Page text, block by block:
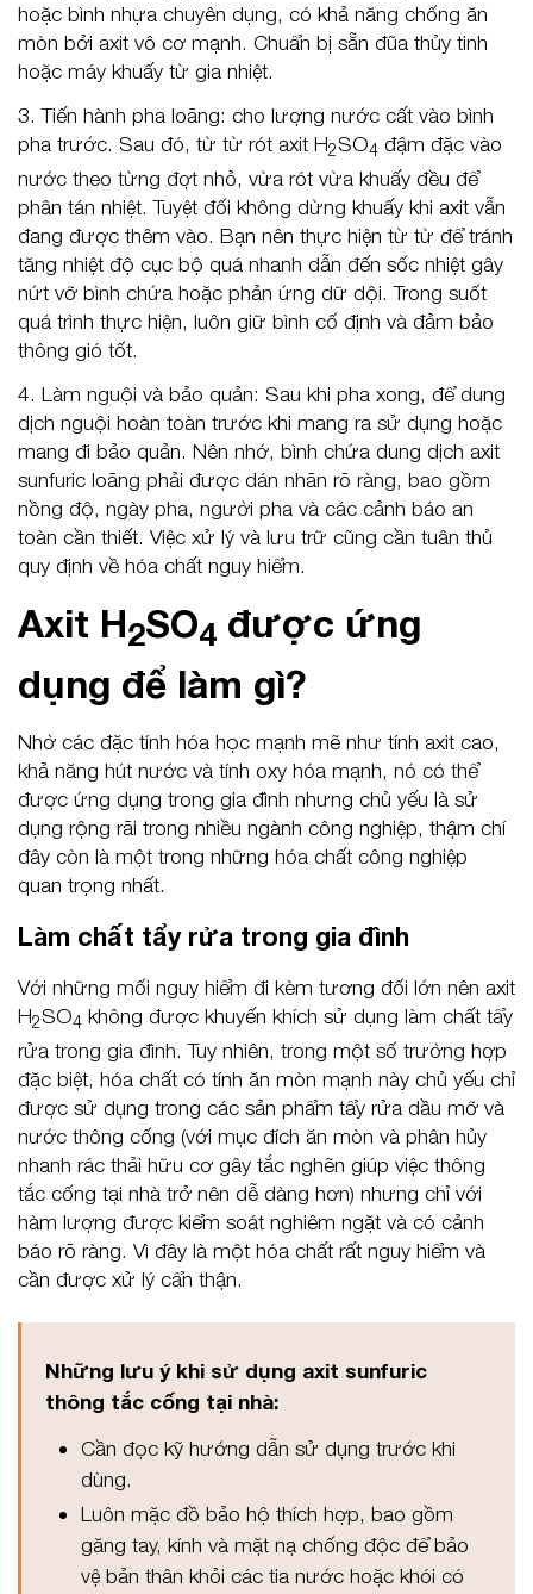
hoặc bình nhựa chuyên dụng, có khả năng chống ăn
mòn bởi axit vô cơ mạnh. Chuẩn bị sẵn đũa thủy tinh
hoặc máy khuấy từ gia nhiệt.
3. Tiến hành pha loãng: cho lượng nước cất vào bình
pha trước. Sau đó, từ từ rót axit H2SO4 đậm đặc vào
nước theo từng đợt nhỏ, vừa rót vừa khuấy đều để
phân tán nhiệt. Tuyệt đối không dừng khuấy khi axit vẫn
đang được thêm vào. Bạn nên thực hiện từ từ để tránh
tăng nhiệt độ cục bộ quá nhanh dẫn đến sốc nhiệt gây
nứt vỡ bình chứa hoặc phản ứng dữ dội. Trong suốt
quá trình thực hiện, luôn giữ bình cố định và đảm bảo
thông gió tốt.
4. Làm nguội và bảo quản: Sau khi pha xong, để dung
dịch nguội hoàn toàn trước khi mang ra sử dụng hoặc
mang đi bảo quản. Nên nhớ, bình chứa dung dịch axit
sunfuric loãng phải được dán nhãn rõ ràng, bao gồm
nồng độ, ngày pha, người pha và các cảnh báo an
toàn cần thiết. Việc xử lý và lưu trữ cũng cần tuân thủ
quy định về hóa chất nguy hiểm.
Axit H2SO4 được ứng
dụng để làm gì?
Nhờ các đặc tính hóa học mạnh mẽ như tính axit cao,
khả năng hút nước và tính oxy hóa mạnh, nó có thể
được ứng dụng trong gia đình nhưng chủ yếu là sử
dụng rộng rãi trong nhiều ngành công nghiệp, thậm chí
đây còn là một trong những hóa chất công nghiệp
quan trọng nhất.
Làm chất tẩy rửa trong gia đình
Với những mối nguy hiểm đi kèm tương đối lớn nên axit
H2SO4 không được khuyến khích sử dụng làm chất tẩy
rửa trong gia đình. Tuy nhiên, trong một số trường hợp
đặc biệt, hóa chất có tính ăn mòn mạnh này chủ yếu chỉ
được sử dụng trong các sản phẩm tẩy rửa dầu mỡ và
nước thông cống (với mục đích ăn mòn và phân hủy
nhanh rác thải hữu cơ gây tắc nghẽn giúp việc thông
tắc cống tại nhà trở nên dễ dàng hơn) nhưng chỉ với
hàm lượng được kiểm soát nghiêm ngặt và có cảnh
báo rõ ràng. Vì đây là một hóa chất rất nguy hiểm và
cần được xử lý cẩn thận.
Những lưu ý khi sử dụng axit sunfuric
thông tắc cống tại nhà:
Cần đọc kỹ hướng dẫn sử dụng trước khi
dùng.
Luôn mặc đồ bảo hộ thích hợp, bao gồm
găng tay, kính và mặt nạ chống độc để bảo
vệ bản thân khỏi các tia nước hoặc khói có